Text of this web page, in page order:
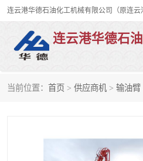
当前位置： 首页 > 供应商机 > 输油臂